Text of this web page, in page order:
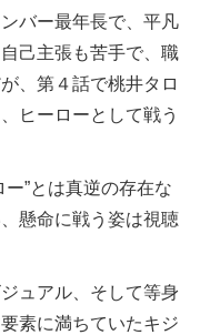
バー最年長で、平凡
己主張も苦手で、職
、第４話で桃井タロ
ヒーローとして戦う
”とは真逆の存在な
懸命に戦う姿は視聴
ュアル、そして等身
素に満ちていたキジ